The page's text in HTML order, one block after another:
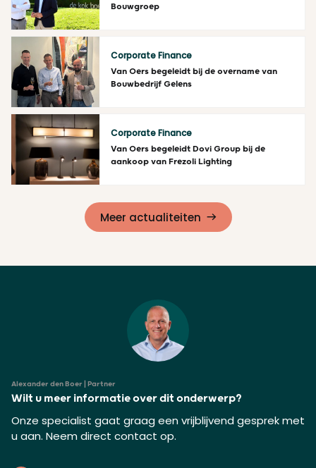
Lees meer
Bouwgroep
Lees meer
Corporate Finance
Van Oers begeleidt bij de overname van
Bouwbedrijf Gelens
Corporate Finance
Van Oers begeleidt Dovi Group bij de
aankoop van Frezoli Lighting
Meer actualiteiten
Alexander den Boer | Partner
Wilt u meer informatie over dit onderwerp?
Onze specialist gaat graag een vrijblijvend gesprek met
u aan. Neem direct contact op.